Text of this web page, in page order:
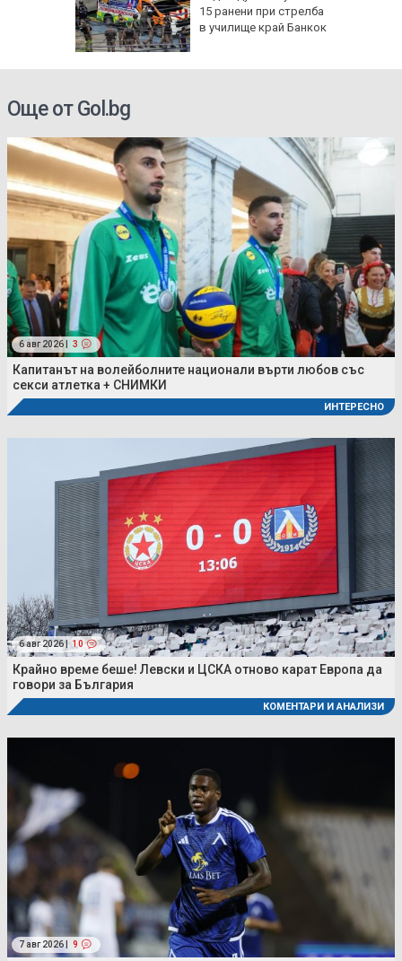
15 ранени при стрелба
в училище край Банкок
Още от Gol.bg
6 авг 2026 | 3
Капитанът на волейболните национали върти любов със
секси атлетка + СНИМКИ
ИНТЕРЕСНО
6 авг 2026 | 10
Крайно време беше! Левски и ЦСКА отново карат Европа да
говори за България
КОМЕНТАРИ И АНАЛИЗИ
7 авг 2026 | 9